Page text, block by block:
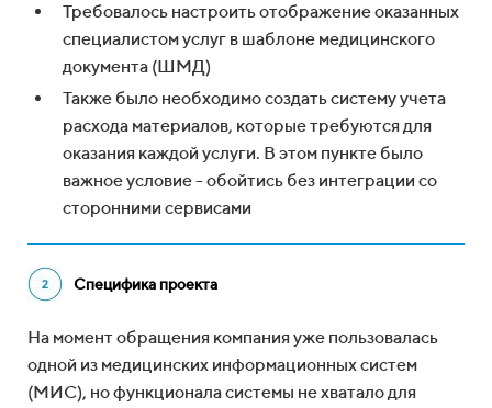
Требовалось настроить отображение оказанных
специалистом услуг в шаблоне медицинского
документа (ШМД)
Также было необходимо создать систему учета
расхода материалов, которые требуются для
оказания каждой услуги. В этом пункте было
важное условие - обойтись без интеграции со
сторонними сервисами
Специфика проекта
На момент обращения компания уже пользовалась
одной из медицинских информационных систем
(МИС), но функционала системы не хватало для